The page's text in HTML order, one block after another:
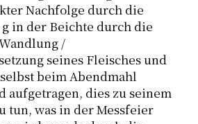
Nachfolge durch die
in der Beichte durch die
/
seines Fleisches und
beim Abendmahl
aufgetragen, dies zu seinem
tun, was in der Messfeier